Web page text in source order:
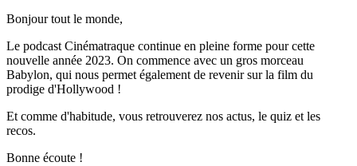
Bonjour tout le monde,
Le podcast Cinématraque continue en pleine forme pour cette
nouvelle année 2023. On commence avec un gros morceau
Babylon, qui nous permet également de revenir sur la film du
prodige d'Hollywood !
Et comme d'habitude, vous retrouverez nos actus, le quiz et les
recos.
Bonne écoute !